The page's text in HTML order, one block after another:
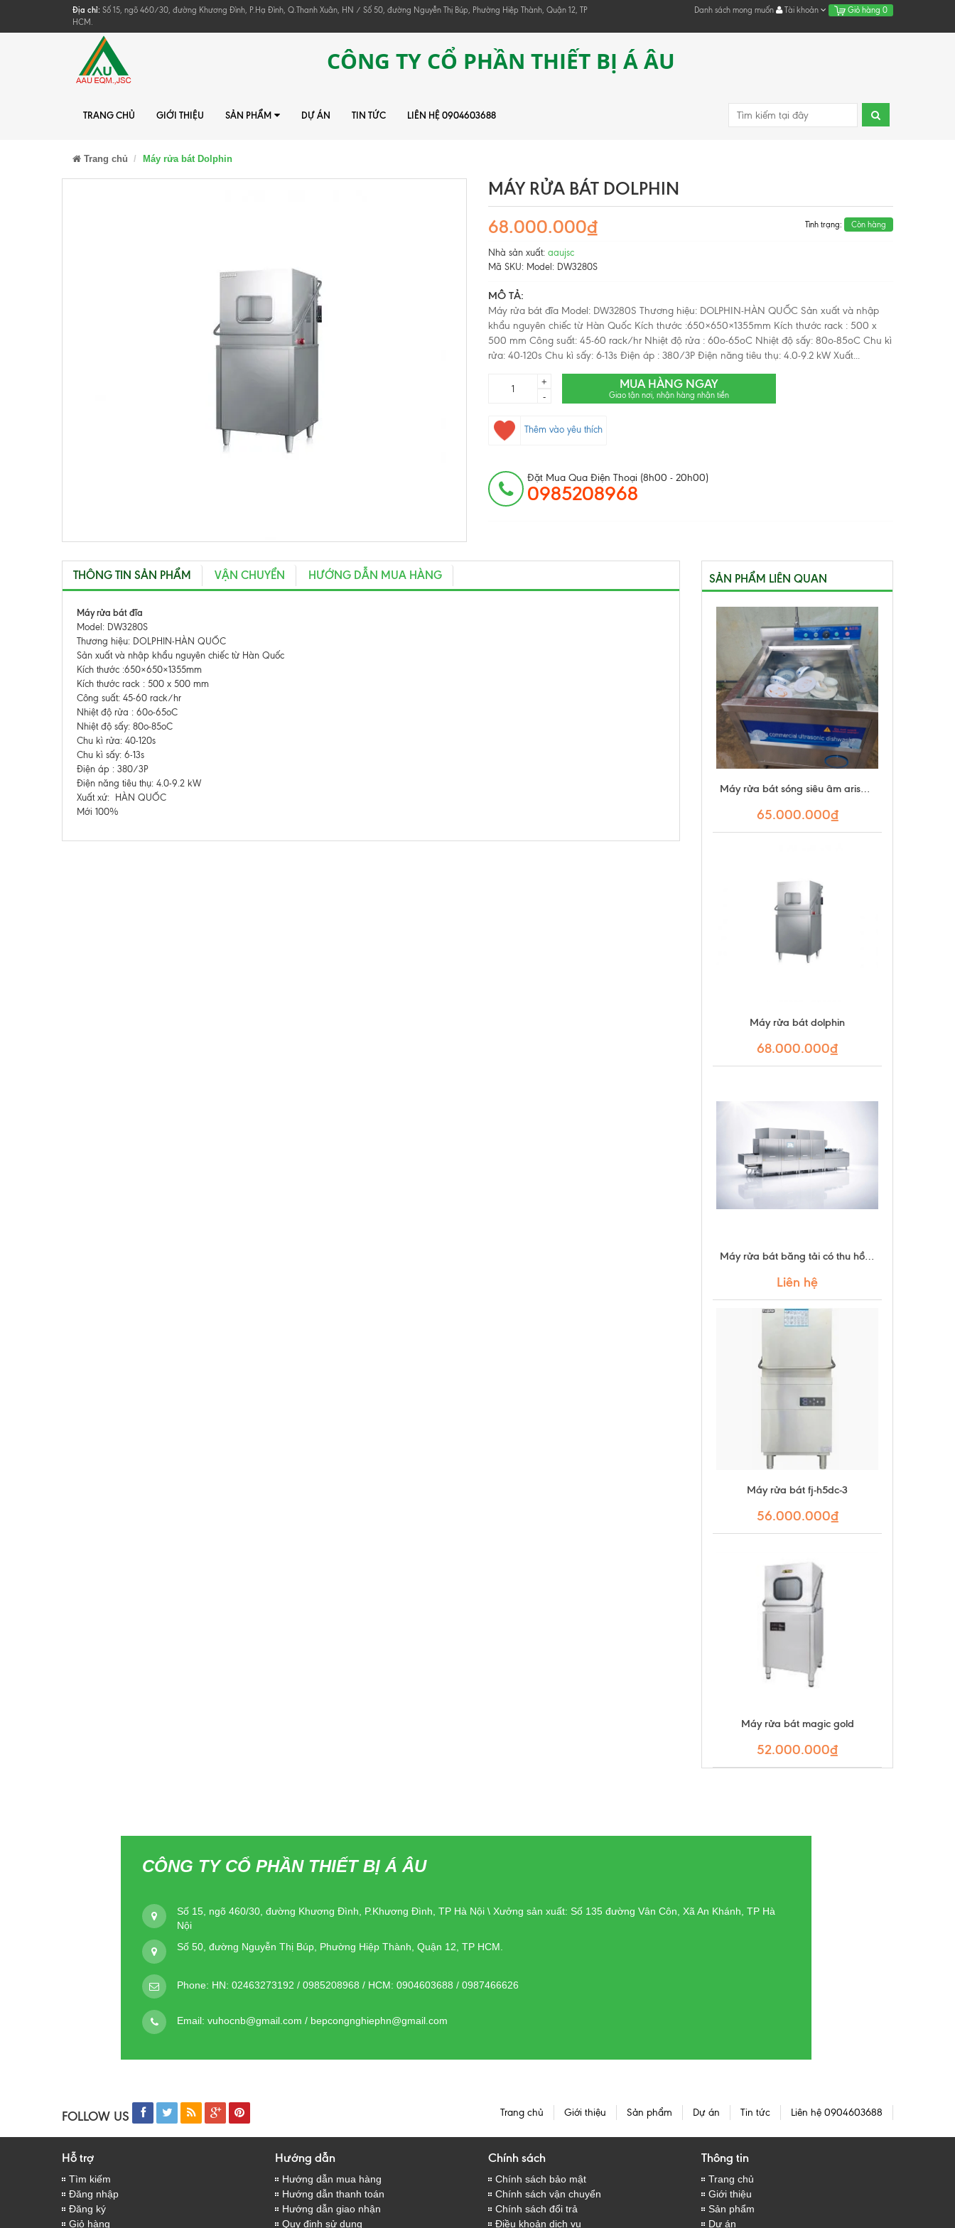
Địa chỉ: Số 15, ngõ 460/30, đường Khương Đình, P.Hạ Đình, Q.Thanh Xuân, HN / Số 50, đường Nguyễn Thị Búp, Phường Hiệp Thành, Quận 12, TP
HCM.
Danh sách mong muốn Tài khoản Giỏ hàng 0
CÔNG TY CỔ PHẦN THIẾT BỊ Á ÂU
TRANG CHỦ GIỚI THIỆU SẢN PHẨM DỰ ÁN TIN TỨC LIÊN HỆ 0904603688
Trang chủ Máy rửa bát Dolphin
MÁY RỬA BÁT DOLPHIN
68.000.000₫
Tình trạng: Còn hàng
Nhà sản xuất: aaujsc
Mã SKU: Model: DW3280S
MÔ TẢ:
Máy rửa bát đĩa Model: DW3280S Thương hiệu: DOLPHIN-HÀN QUỐC Sản xuất và nhập
khẩu nguyên chiếc từ Hàn Quốc Kích thước :650×650×1355mm Kích thước rack : 500 x
500 mm Công suất: 45-60 rack/hr Nhiệt độ rửa : 60o-65oC Nhiệt độ sấy: 80o-85oC Chu kì
rửa: 40-120s Chu kì sấy: 6-13s Điện áp : 380/3P Điện năng tiêu thụ: 4.0-9.2 kW Xuất...
+
-
MUA HÀNG NGAY
Giao tận nơi, nhận hàng nhận tiền
Thêm vào yêu thích
Đặt Mua Qua Điện Thoại (8h00 - 20h00)
0985208968
THÔNG TIN SẢN PHẨM VẬN CHUYỂN HƯỚNG DẪN MUA HÀNG
Máy rửa bát đĩa
Model: DW3280S
Thương hiệu: DOLPHIN-HÀN QUỐC
Sản xuất và nhập khẩu nguyên chiếc từ Hàn Quốc
Kích thước :650×650×1355mm
Kích thước rack : 500 x 500 mm
Công suất: 45-60 rack/hr
Nhiệt độ rửa : 60o-65oC
Nhiệt độ sấy: 80o-85oC
Chu kì rửa: 40-120s
Chu kì sấy: 6-13s
Điện áp : 380/3P
Điện năng tiêu thụ: 4.0-9.2 kW
Xuất xứ: HÀN QUỐC
Mới 100%
SẢN PHẨM LIÊN QUAN
Máy rửa bát sóng siêu âm arismax
65.000.000₫
Máy rửa bát dolphin
68.000.000₫
Máy rửa bát băng tải có thu hồi nhiệt
Liên hệ
Máy rửa bát fj-h5dc-3
56.000.000₫
Máy rửa bát magic gold
52.000.000₫
CÔNG TY CỔ PHẦN THIẾT BỊ Á ÂU
Số 15, ngõ 460/30, đường Khương Đình, P.Khương Đình, TP Hà Nội \ Xưởng sản xuất: Số 135 đường Vân Côn, Xã An Khánh, TP Hà
Nội
Số 50, đường Nguyễn Thị Búp, Phường Hiệp Thành, Quận 12, TP HCM.
Phone: HN: 02463273192 / 0985208968 / HCM: 0904603688 / 0987466626
Email:vuhocnb@gmail.com / bepcongnghiephn@gmail.com
FOLLOW US Trang chủ Giới thiệu Sản phẩm Dự án Tin tức Liên hệ 0904603688
Hỗ trợ
Tìm kiếm
Đăng nhập
Đăng ký
Giỏ hàng
Hướng dẫn
Hướng dẫn mua hàng
Hướng dẫn thanh toán
Hướng dẫn giao nhận
Quy định sử dụng
Chính sách
Chính sách bảo mật
Chính sách vận chuyển
Chính sách đổi trả
Điều khoản dịch vụ
Thông tin
Trang chủ
Giới thiệu
Sản phẩm
Dự án